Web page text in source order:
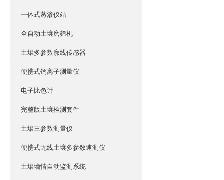
一体式蒸渗仪站
全自动土壤磨筛机
土壤多参数廓线传感器
便携式钙离子测量仪
电子比色计
完整版土壤检测套件
土壤三参数测量仪
便携式无线土壤多参数速测仪
土壤墒情自动监测系统